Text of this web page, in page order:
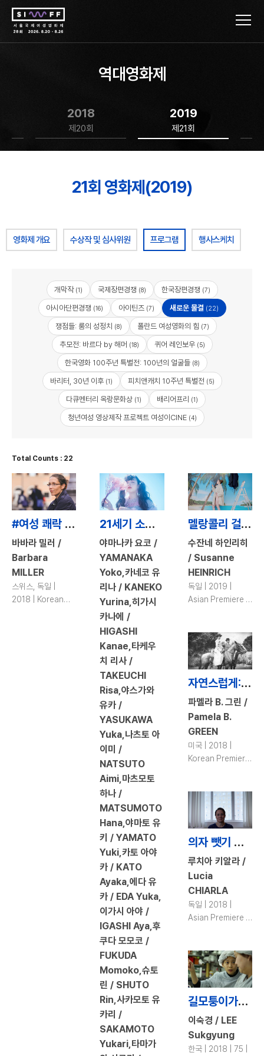
역대영화제
2018
제20회
2019
제21회
21회 영화제(2019)
영화제 개요 수상작 및 심사위원 프로그램 행사스케치
개막작(1) 국제장편경쟁 (8) 한국장편경쟁 (7)
아시아단편경쟁 (16) 아이틴즈(7) 새로운 물결 (22)
쟁점들: 룸의 성정치 (8) 폴란드 여성영화의 힘 (7)
추모전: 바르다 by 해머 (18) 퀴어 레인보우(5)
한국영화 100주년 특별전: 100년의 얼굴들(8)
바리터, 30년 이후(1) 피치앤캐치 10주년 특별전 (5)
다큐멘터리 옥랑문화상 (1) 배리어프리 (1)
청년여성 영상제작 프로젝트 여성이CINE(4)
Total Counts : 22
#여성 쾌락 / #Female Pleasure
바바라 밀러 /
Barbara
MILLER
스위스, 독일 |
2018 | Korean
21세기 소녀 / 21st Century Girl
야마나카 요코 /
YAMANAKA
Yoko,카네코 유
리나 / KANEKO
Yurina,히가시
카나에 /
HIGASHI
Kanae,타케우
치 리사 /
TAKEUCHI
Risa,야스가와
유카 /
YASUKAWA
Yuka,나츠토 아
이미 /
NATSUTO
Aimi,마츠모토
하나 /
MATSUMOTO
Hana,야마토 유
키 / YAMATO
Yuki,카토 아야
카 / KATO
Ayaka,에다 유
카 / EDA Yuka,
이가시 아야 /
IGASHI Aya,후
쿠다 모모코 /
FUKUDA
Momoko,슈토
린 / SHUTO
Rin,사카모토 유
카리 /
SAKAMOTO
Yukari,타마가
멜랑콜리 걸 / Aren't You Happy?
수잔네 하인리히
/ Susanne
HEINRICH
독일 | 2019 |
Asian Premiere |
자연스럽게: 알리스 기-블라쉐의 전해지지 않은 이야기 / Be Natural: The Untold Story of Alice Guy-Blaché
파멜라 B. 그린 /
Pamela B.
GREEN
미국 | 2018 |
Korean Premiere
의자 뺏기 놀이 / The Chair's Game
루치아 키알라 /
Lucia
CHIARLA
독일 | 2018 |
Asian Premiere |
길모퉁이가게 / A Corner Shop
이숙경 / LEE
Sukgyung
한국 | 2018 | 75 |